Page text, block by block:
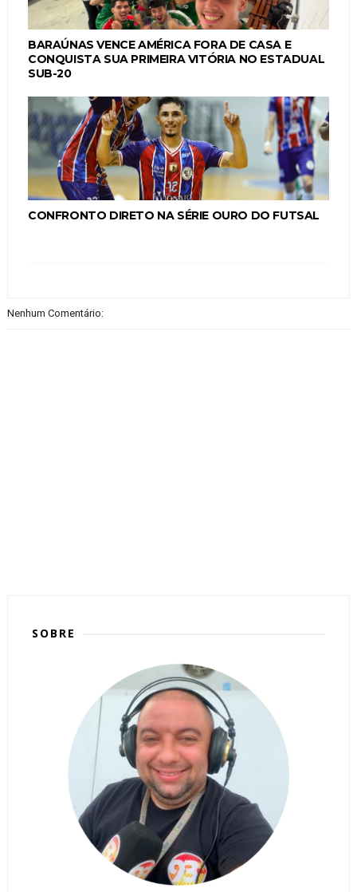
BARAÚNAS VENCE AMÉRICA FORA DE CASA E
CONQUISTA SUA PRIMEIRA VITÓRIA NO ESTADUAL
SUB-20
CONFRONTO DIRETO NA SÉRIE OURO DO FUTSAL
Nenhum Comentário:
SOBRE